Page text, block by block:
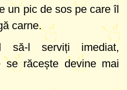
un pic de sos pe care îl
carne.
să-l serviți imediat,
se răcește devine mai